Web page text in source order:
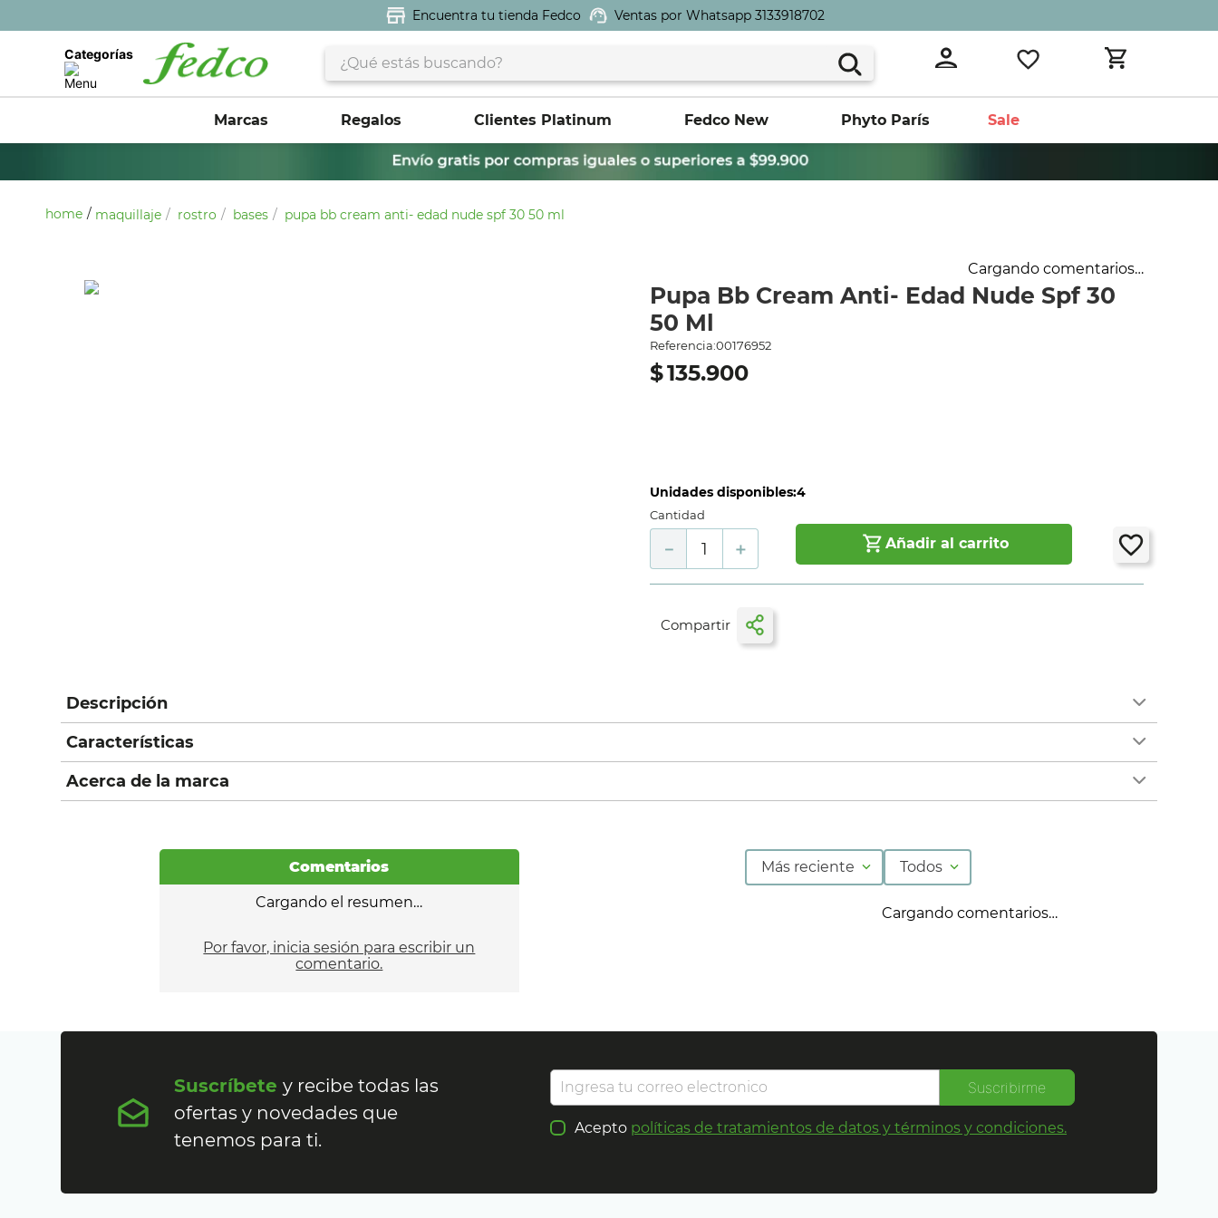
Encuentra tu tienda Fedco Ventas por Whatsapp 3133918702
Categorías ¿Qué estás buscando?
Marcas Regalos Clientes Platinum Fedco New Phyto París Sale
maquillaje rostro bases pupa bb cream anti- edad nude spf 30 50 ml
Cargando comentarios…
Pupa Bb Cream Anti- Edad Nude Spf 30
50 Ml
Referencia:00176952
$135.900
Unidades disponibles:4
Cantidad
＋
－ Añadir al carrito
Descripción
Características
Acerca de la marca
Comentarios
Cargando el resumen…
Por favor, inicia sesión para escribir un
comentario.
Más reciente Todos
Cargando comentarios…
Suscríbetey recibe todas las
ofertas y novedades que
tenemos para ti.
Suscribirme
Acepto políticas de tratamientos de datos y términos y condiciones.